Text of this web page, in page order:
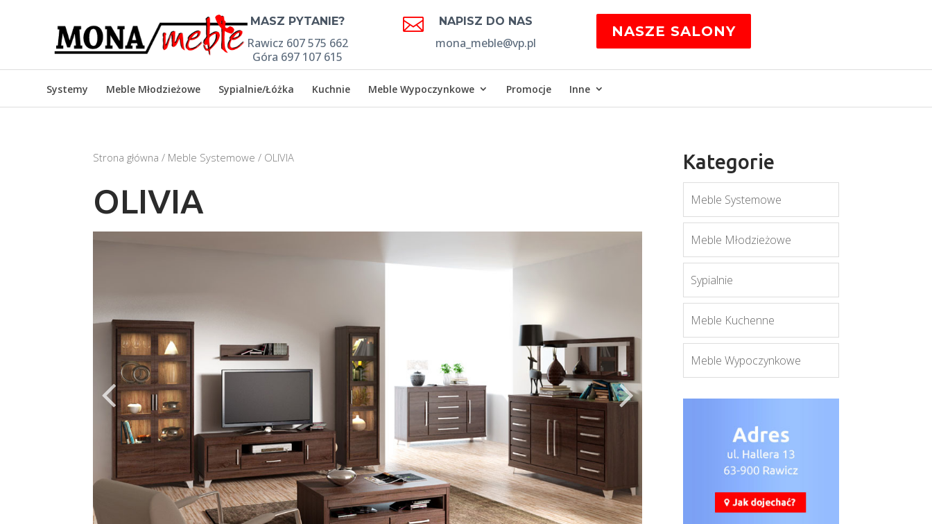
 MASZ PYTANIE?
Rawicz 607 575 662
Góra 697 107 615
 NAPISZ DO NAS
mona_meble@vp.pl
NASZE SALONY
Systemy Meble Młodzieżowe Sypialnie/Łóżka Kuchnie Meble Wypoczynkowe Promocje Inne
Strona główna / Meble Systemowe / OLIVIA
OLIVIA
Kategorie
Meble Systemowe
Meble Młodzieżowe
Sypialnie
Meble Kuchenne
Meble Wypoczynkowe